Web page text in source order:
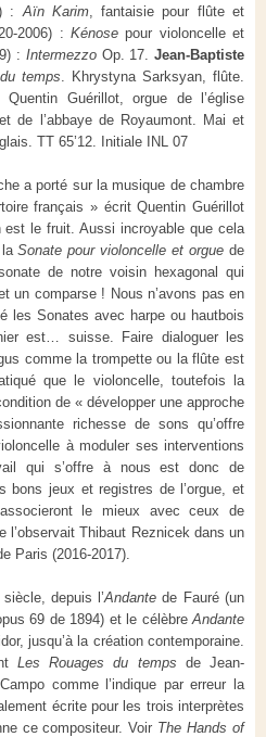
:Aïn Karim, fantaisie pour flûte et
2006) : Kénosepour violoncelle et
: IntermezzoOp. 17. Jean-Baptiste
temps. Khrystyna Sarksyan, flûte.
Guérillot, orgue de l’église
de l’abbaye de Royaumont. Mai et
TT 65’12. Initiale INL 07
a porté sur la musique de chambre
français » écrit Quentin Guérillot
le fruit. Aussi incroyable que cela
laSonate pour violoncelle et orgue de
de notre voisin hexagonal qui
un comparse ! Nous n’avons pas en
les Sonates avec harpe ou hautbois
est… suisse. Faire dialoguer les
comme la trompette ou la flûte est
que le violoncelle, toutefois la
de « développer une approche
richesse de sons qu’offre
à moduler ses interventions
qui s’offre à nous est donc de
bons jeux et registres de l’orgue, et
le mieux avec ceux de
l’observait Thibaut Reznicek dans un
Paris (2016-2017).
depuis l’Andante de Fauré (un
69 de 1894) et le célèbreAndante
jusqu’à la création contemporaine.
Les Rouages du temps de Jean-
comme l’indique par erreur la
écrite pour les trois interprètes
ce compositeur. Voir The Hands of